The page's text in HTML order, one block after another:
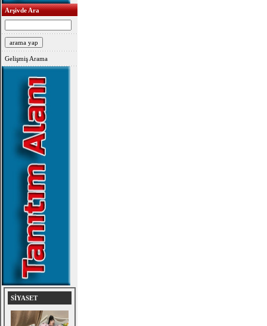
Arşivde Ara
Gelişmiş Arama
SİYASET